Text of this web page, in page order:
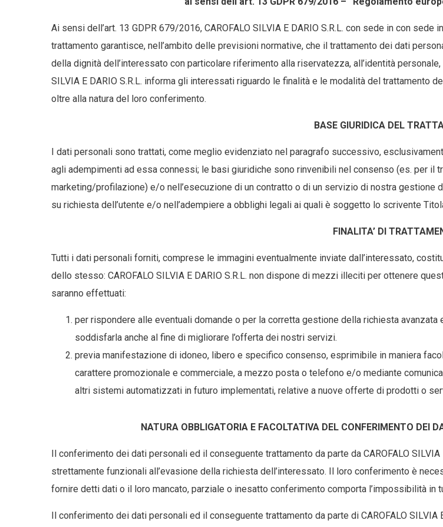
Ai sensi dell’art. 13 GDPR 679/2016, CAROFALO SILVIA E DARIO S.R.L. con sede in con
trattamento garantisce, nell’ambito delle previsioni normative, che il trattamento dei dati
della dignità dell’interessato con particolare riferimento alla riservatezza, all’identità
SILVIA E DARIO S.R.L. informa gli interessati riguardo le finalità e le modalità del trattamento
oltre alla natura del loro conferimento.
BASE GIURIDICA DEL
I dati personali sono trattati, come meglio evidenziato nel paragrafo successivo,
agli adempimenti ad essa connessi; le basi giuridiche sono rinvenibili nel consenso (es. per il
marketing/profilazione) e/o nell’esecuzione di un contratto o di un servizio di nostra gestione
su richiesta dell’utente e/o nell’adempiere a obblighi legali ai quali è soggetto lo scrivente
FINALITA’ DI
Tutti i dati personali forniti, comprese le immagini eventualmente inviate dall’interessato,
dello stesso: CAROFALO SILVIA E DARIO S.R.L. non dispone di mezzi illeciti per ottenere
saranno effettuati:
per rispondere alle eventuali domande o per la corretta gestione della richiesta
soddisfarla anche al fine di migliorare l’offerta dei nostri servizi.
previa manifestazione di idoneo, libero e specifico consenso, esprimibile in maniera
carattere promozionale e commerciale, a mezzo posta o telefono e/o mediante
altri sistemi automatizzati in futuro implementati, relative a nuove offerte di prodotti o
NATURA OBBLIGATORIA E FACOLTATIVA DEL CONFERIMENTO DEI
Il conferimento dei dati personali ed il conseguente trattamento da parte da CAROFALO
strettamente funzionali all’evasione della richiesta dell’interessato. Il loro conferimento è
fornire detti dati o il loro mancato, parziale o inesatto conferimento comporta l’impossibilità
Il conferimento dei dati personali ed il conseguente trattamento da parte di CAROFALO